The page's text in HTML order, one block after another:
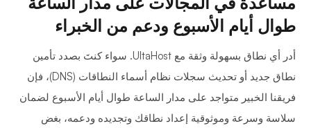
طوال أيام الأسبوع ودعم من الخبراء
أدر أي نطاق بسهولة وثقة مع UltaHost. سواء كنتَ بصدد تأمين
نطاق جديد أو تحديث سجلات نظام أسماء النطاقات (DNS)، فإن
فريقنا الخبير متواجد على مدار الساعة طوال أيام الأسبوع لضمان
سلاسة وسرعة وموثوقية إعداد نطاقك وتجديده ودعمه، بغض